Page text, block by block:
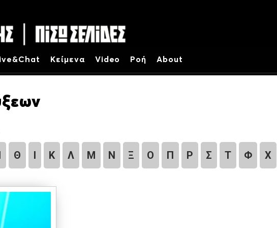
Κείμενα Video Ροή About
Θ Ι Κ Λ Μ Ν Ξ Ο Π Ρ Σ Τ Φ Χ